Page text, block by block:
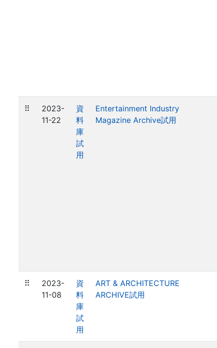
⠿
2023-
11-22
資
料
庫
試
用
Entertainment Industry
Magazine Archive試用
⠿
2023-
11-08
資
料
庫
試
用
ART & ARCHITECTURE
ARCHIVE試用